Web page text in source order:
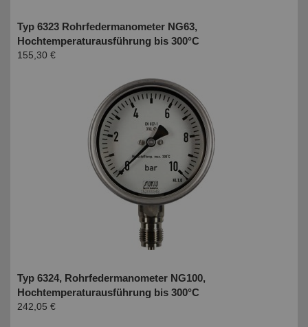
Typ 6323 Rohrfedermanometer NG63,
Hochtemperaturausführung bis 300°C
155,30 €
Typ 6324, Rohrfedermanometer NG100,
Hochtemperaturausführung bis 300°C
242,05 €